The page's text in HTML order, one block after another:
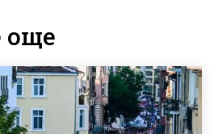
още